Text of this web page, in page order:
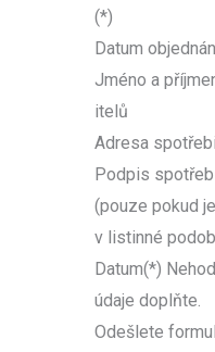
(*)
Datum
Jméno a
itelů
Adresa
Podpis
(pouze pokud
v listinné
Datum(*)
údaje doplňte.
Odešlete